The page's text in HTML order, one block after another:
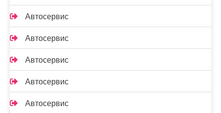
Автосервис
Автосервис
Автосервис
Автосервис
Автосервис